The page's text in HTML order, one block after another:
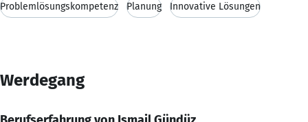
Problemlösungskompetenz Planung Innovative Lösungen
Werdegang